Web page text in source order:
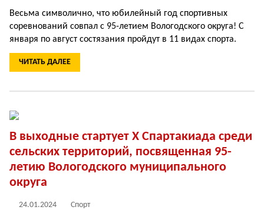
Весьма символично, что юбилейный год спортивных
соревнований совпал с 95-летием Вологодского округа! С
января по август состязания пройдут в 11 видах спорта.
ЧИТАТЬ ДАЛЕЕ
В выходные стартует X Спартакиада среди
сельских территорий, посвященная 95-
летию Вологодского муниципального
округа
24.01.2024 Спорт